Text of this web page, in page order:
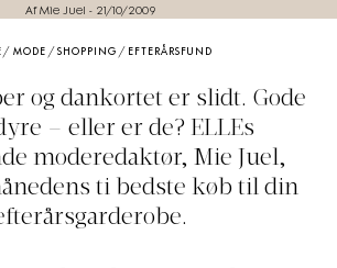
Af Mie Juel - 21/10/2009
/MODE /SHOPPING / EFTERÅRSFUND
og dankortet er slidt. Gode
– eller er de? ELLEs
moderedaktør, Mie Juel,
ti bedste køb til din